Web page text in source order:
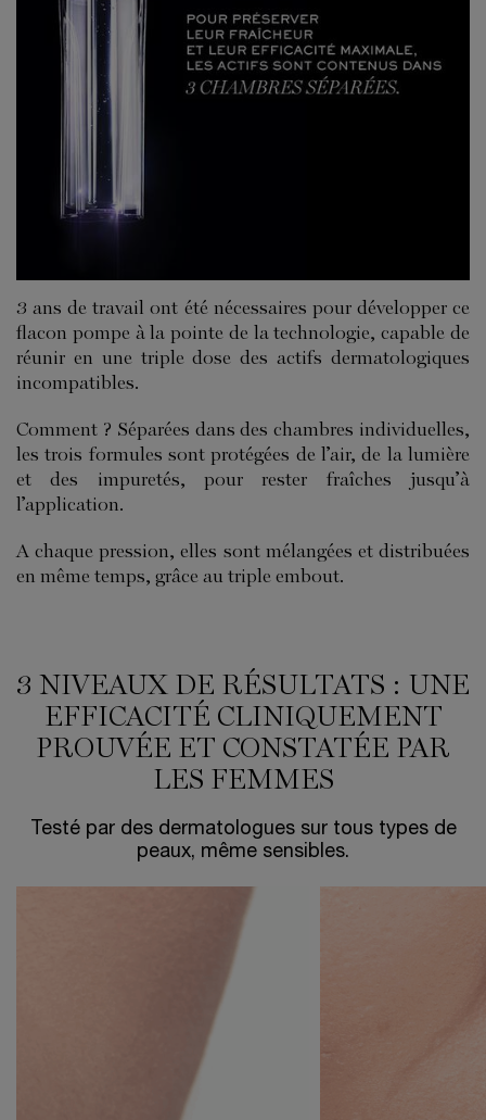
3 ans de travail ont été nécessaires pour développer ce
flacon pompe à la pointe de la technologie, capable de
réunir en une triple dose des actifs dermatologiques
incompatibles.
Comment ? Séparées dans des chambres individuelles,
les trois formules sont protégées de l’air, de la lumière
et des impuretés, pour rester fraîches jusqu’à
l’application.
A chaque pression, elles sont mélangées et distribuées
en même temps, grâce au triple embout.
3 NIVEAUX DE RÉSULTATS : UNE
EFFICACITÉ CLINIQUEMENT
PROUVÉE ET CONSTATÉE PAR
LES FEMMES
Testé par des dermatologues sur tous types de
peaux, même sensibles.